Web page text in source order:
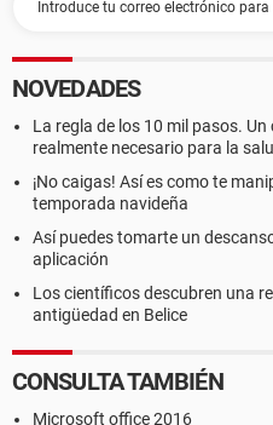
NOVEDADES
La regla de los 10 mil pasos.
realmente necesario para la
¡No caigas! Así es como te
temporada navideña
Así puedes tomarte un
aplicación
Los científicos descubren una
antigüedad en Belice
CONSULTA TAMBIÉN
Microsoft office 2016